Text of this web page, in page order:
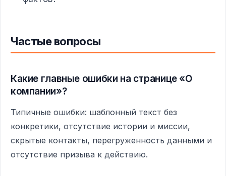
Частые вопросы
Какие главные ошибки на странице «О
компании»?
Типичные ошибки: шаблонный текст без
конкретики, отсутствие истории и миссии,
скрытые контакты, перегруженность данными и
отсутствие призыва к действию.